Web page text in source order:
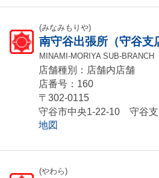
(みなみもりや)
南守谷出張所（守谷支
MINAMI-MORIYA SUB-BRANCH
店舗種別：店舗内店舗
店番号：160
〒302-0115
守谷市中央1-22-10 守谷支
地図
(やわら)